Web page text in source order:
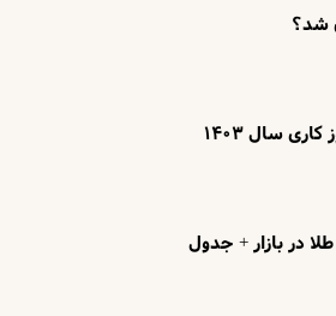
شد؟
سال ۱۴۰۳